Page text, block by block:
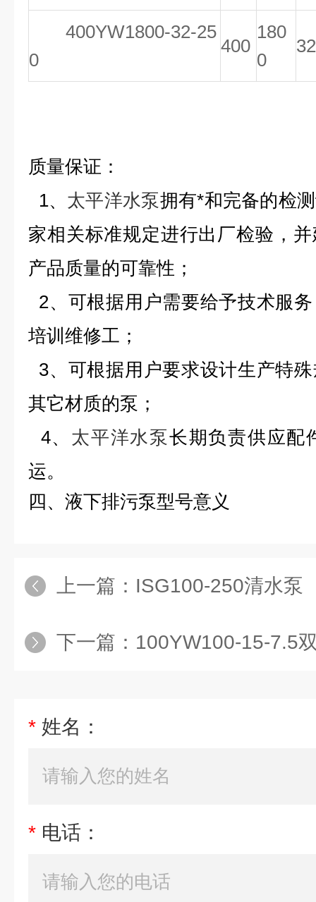
400YW1800-32-25
0
400
180
0
32
质量保证：
1、 太平洋水泵拥有*和完备的检
家相关标准规定进行出厂检验，
产品质量的可靠性；
2、可根据用户需要给予技术服
培训维修工；
3、可根据用户要求设计生产特
其它材质的泵；
4、 太平洋水泵长期负责供应配
运。
四、 液下排污泵型号意义
上一篇： ISG100-250清水泵
下一篇： 100YW100-15-7.5
* 姓名：
* 电话：